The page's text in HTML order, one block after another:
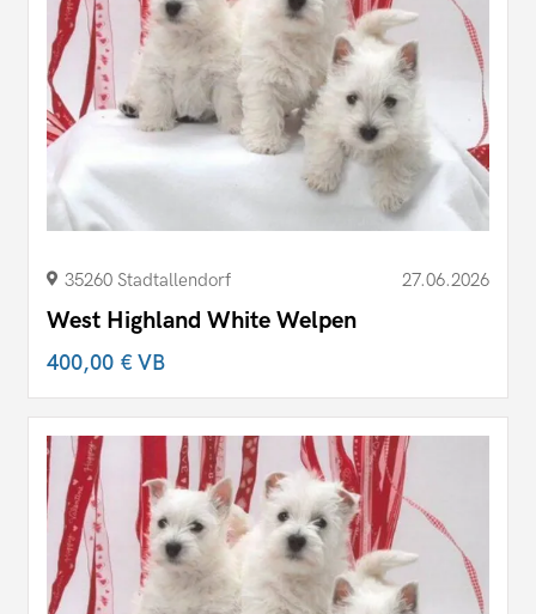
35260 Stadtallendorf 27.06.2026
West Highland White Welpen
400,00 €VB